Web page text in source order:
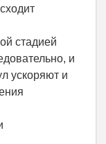
стадией
и
ускоряют и